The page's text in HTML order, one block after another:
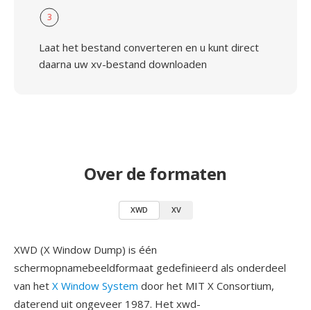
3
Laat het bestand converteren en u kunt direct
daarna uw xv-bestand downloaden
Over de formaten
XWD XV
XWD (X Window Dump) is één
schermopnamebeeldformaat gedefinieerd als onderdeel
van het X Window System door het MIT X Consortium,
daterend uit ongeveer 1987. Het xwd-